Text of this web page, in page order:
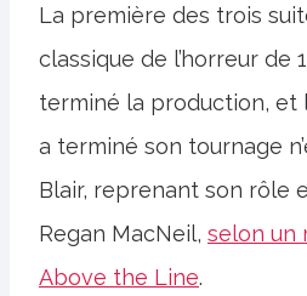
La première des trois
classique de l’horreur de
terminé la production, et
a terminé son tournage
Blair, reprenant son rôle
Regan MacNeil, selon un
Above the Line.